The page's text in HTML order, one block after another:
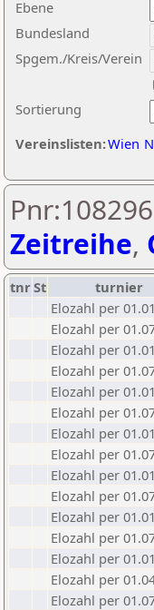
Ebene
Sortierung
Bundesland
Spgem./Kreis/Verein
Vereinslisten:Wien
Zeitreihe,
tnrSt turnier
Elozahl per
Elozahl per
Elozahl per
Elozahl per
Elozahl per
Elozahl per
Elozahl per
Elozahl per
Elozahl per
Elozahl per
Elozahl per
Elozahl per
Elozahl per
Elozahl per
Elozahl per